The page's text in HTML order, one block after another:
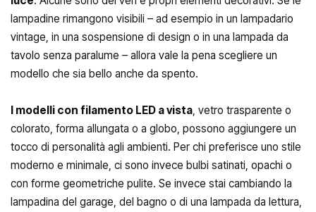
lampadine rimangono visibili – ad esempio in un lampadario
vintage, in una sospensione di design o in una lampada da
tavolo senza paralume – allora vale la pena scegliere un
modello che sia bello anche da spento.
I modelli con filamento LED a vista , vetro trasparente o
colorato, forma allungata o a globo, possono aggiungere un
tocco di personalità agli ambienti. Per chi preferisce uno stile
moderno e minimale, ci sono invece bulbi satinati, opachi o
con forme geometriche pulite. Se invece stai cambiando la
lampadina del garage, del bagno o di una lampada da lettura,